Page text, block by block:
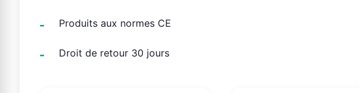
Produits aux normes CE
Droit de retour 30 jours